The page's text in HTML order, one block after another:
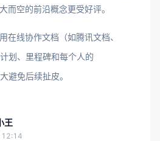
而空的前沿概念更受好评。
在线协作文档（如腾讯文档、
划、里程碑和每个人的
避免后续扯皮。
王